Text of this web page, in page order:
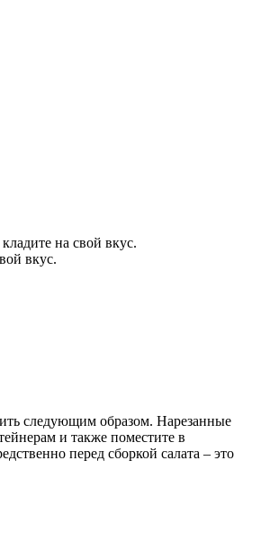
на свой вкус.
вкус.
следующим образом. Нарезанные
и также поместите в
перед сборкой салата – это